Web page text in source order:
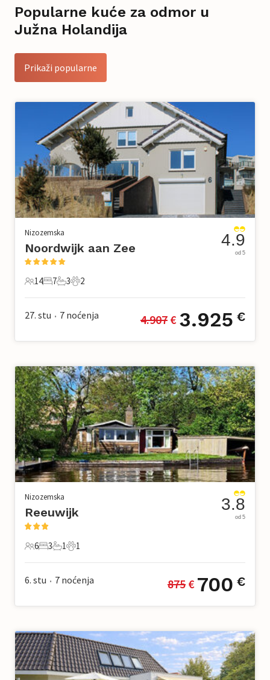
Popularne kuće za odmor u
Južna Holandija
Prikaži popularne
Nizozemska
Noordwijk aan Zee
14 Gosti
14
7 Spavaće sobe
7
3 Kupaonice
3
2 Kućni ljubimac
2
4.9
od 5
27. stu • 7 noćenja 4.907 € 3.925 €
Nizozemska
Reeuwijk
6 Gosti
6
3 Spavaće sobe
3
1 Kupaonica
1
1 Kućni ljubimac
1
3.8
od 5
6. stu • 7 noćenja 875 € 700 €